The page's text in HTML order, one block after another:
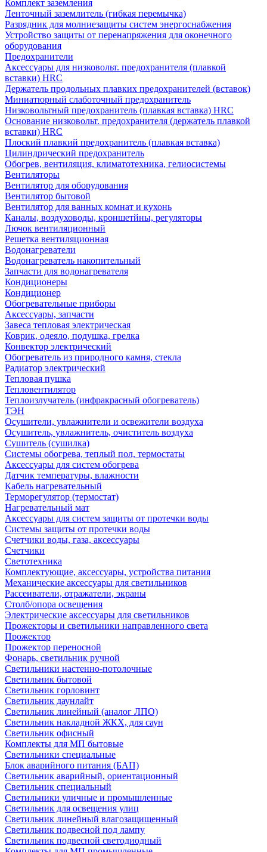
Комплект заземления
Ленточный заземлитель (гибкая перемычка)
Разрядник для молниезащиты систем энергоснабжения
Устройство защиты от перенапряжения для оконечного
оборудования
Предохранители
Аксессуары для низковольт. предохранителя (плавкой
вставки) HRC
Держатель продольных плавких предохранителей (вставок)
Миниатюрный слаботочный предохранитель
Низковольтный предохранитель (плавкая вставка) HRC
Основание низковольт. предохранителя (держатель плавкой
вставки) HRC
Плоский плавкий предохранитель (плавкая вставка)
Цилиндрический предохранитель
Обогрев, вентиляция, климатотехника, гелиосистемы
Вентиляторы
Вентилятор для оборудования
Вентилятор бытовой
Вентилятор для ванных комнат и кухонь
Каналы, воздуховоды, кроншетйны, регуляторы
Лючок вентиляционный
Решетка вентиляционная
Водонагреватели
Водонагреватель накопительный
Запчасти для водонагревателя
Кондиционеры
Кондиционер
Обогревательные приборы
Аксессуары, запчасти
Завеса тепловая электрическая
Коврик, одеяло, подушка, грелка
Конвектор электрический
Обогреватель из природного камня, стекла
Радиатор электрический
Тепловая пушка
Тепловентилятор
Теплоизлучатель (инфракрасный обогреватель)
ТЭН
Осушители, увлажнители и освежители воздуха
Осушитель, увлажнитель, очиститель воздуха
Сушитель (сушилка)
Системы обогрева, теплый пол, термостаты
Аксессуары для систем обогрева
Датчик температуры, влажности
Кабель нагревательный
Терморегулятор (термостат)
Нагревательный мат
Аксессуары для систем защиты от протечки воды
Системы защиты от протечки воды
Счетчики воды, газа, аксессуары
Счетчики
Светотехника
Комплектующие, аксессуары, устройства питания
Механические аксессуары для светильников
Рассеиватели, отражатели, экраны
Столб/опора освещения
Электрические аксессуары для светильников
Прожекторы и светильники направленного света
Прожектор
Прожектор переносной
Фонарь, светильник ручной
Светильники настенно-потолочные
Светильник бытовой
Светильник горловинт
Светильник даунлайт
Светильник линейный (аналог ЛПО)
Светильник накладной ЖКХ, для саун
Светильник офисный
Комплекты для МП бытовые
Светильники специальные
Блок аварийного питания (БАП)
Светильник аварийный, ориентационный
Светильник специальный
Светильники уличные и промышленные
Светильник для освещения улиц
Светильник линейный влагозащищенный
Светильник подвесной под лампу
Светильник подвесной светодиодный